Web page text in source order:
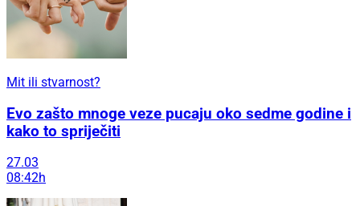
Mit ili stvarnost?
Evo zašto mnoge veze pucaju oko sedme godine i
kako to spriječiti
27.03
08:42h